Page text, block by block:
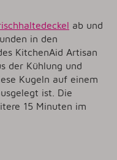
ab und
in den
KitchenAid Artisan
der Kühlung und
Kugeln auf einem
ist. Die
15 Minuten im